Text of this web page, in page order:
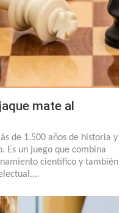
mate al
de 1.500 años de historia y
Es un juego que combina
científico y también